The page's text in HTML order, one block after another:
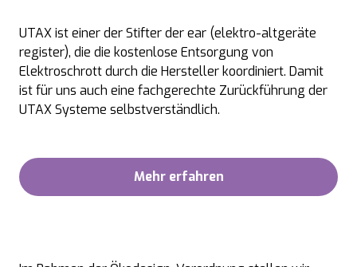
UTAX ist einer der Stifter der ear (elektro-altgeräte
register), die die kostenlose Entsorgung von
Elektroschrott durch die Hersteller koordiniert. Damit
ist für uns auch eine fachgerechte Zurückführung der
UTAX Systeme selbstverständlich.
Mehr erfahren